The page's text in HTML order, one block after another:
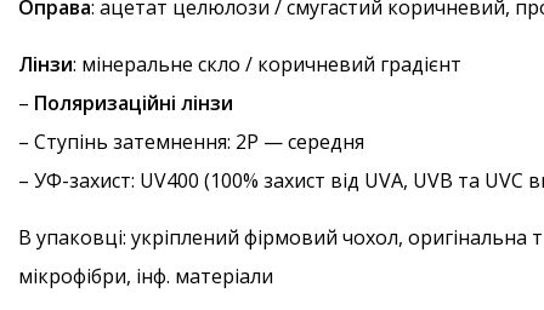
Оправа: ацетат целюлози / смугастий коричневий,
Лінзи: мінеральне скло / коричневий градієнт
– Поляризаційні лінзи
– Ступінь затемнення: 2P — середня
– УФ-захист: UV400 (100% захист від UVA, UVB та
В упаковці: укріплений фірмовий чохол, оригінальна
мікрофібри, інф. матеріали